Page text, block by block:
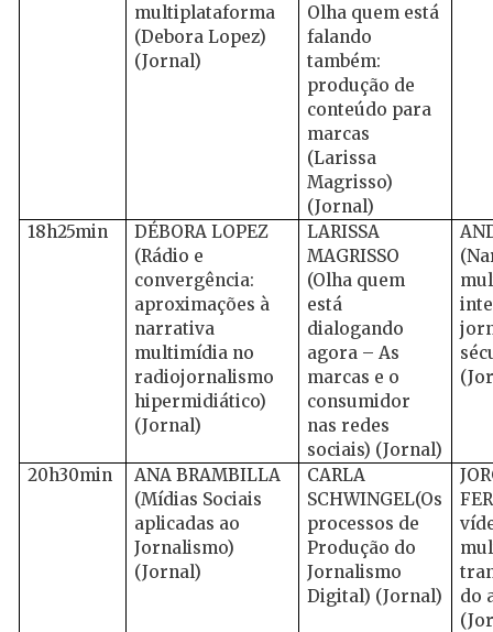
multiplataforma
(Debora Lopez)
(Jornal)
Olha quem está
falando
também:
produção de
conteúdo para
marcas
(Larissa
Magrisso)
(Jornal)
18h25min
DÉBORA LOPEZ
(Rádio e
convergência:
aproximações à
narrativa
multimídia no
radiojornalismo
hipermidiático)
(Jornal)
LARISSA
MAGRISSO
(Olha quem
está
dialogando
agora – As
marcas e o
consumidor
nas redes
sociais) (Jornal)
20h30min
ANA BRAMBILLA
(Mídias Sociais
aplicadas ao
Jornalismo)
(Jornal)
CARLA
SCHWINGEL(Os
processos de
Produção do
Jornalismo
Digital) (Jornal)
do